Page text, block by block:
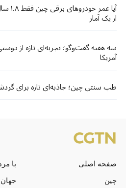
آیا
از یک آمار
سه هفته گفت‌وگو؛ تجربه‌ای تازه از
آمریکا
طب سنتی چین؛ جاذبه‌ای تازه برای
صفحه اصلی
با
چین
جهان